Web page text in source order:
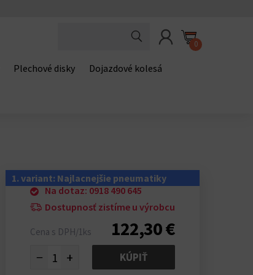
0
Plechové disky Dojazdové kolesá
1. variant: Najlacnejšie pneumatiky
Na dotaz: 0918 490 645
Dostupnosť zistíme u výrobcu
Cena s DPH/1ks 122,30 €
− + KÚPIŤ